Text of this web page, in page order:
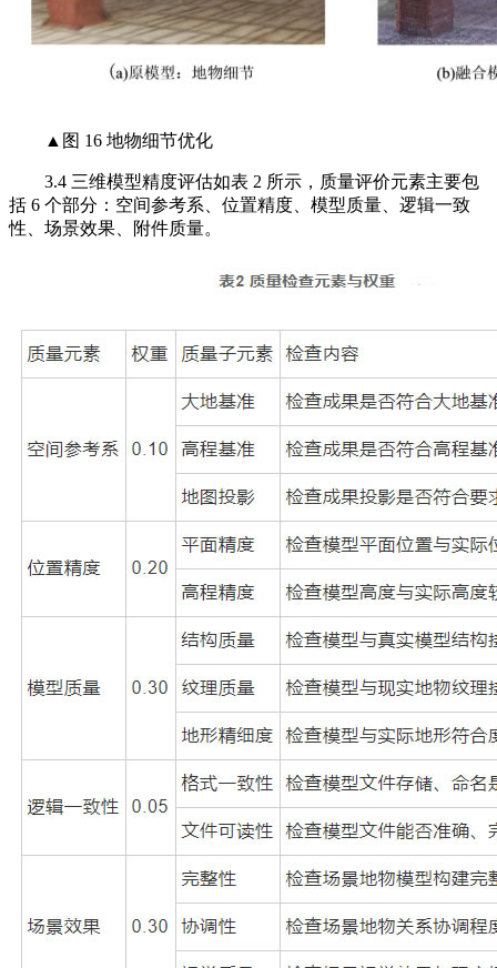
▲图 16 地物细节优化
3.4 三维模型精度评估如表 2 所示，质量评价元素主要包
括 6 个部分：空间参考系、位置精度、模型质量、逻辑一致
性、场景效果、附件质量。